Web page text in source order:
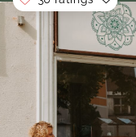
Soon you will
Nappydancers
meine kleine
beide mit Anna
Tanze für Kinder -